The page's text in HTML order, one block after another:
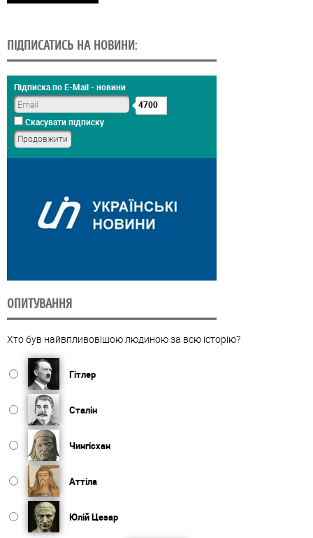
ПІДПИСАТИСЬ НА НОВИНИ:
Підписка по E-Mail - новини
4700
Скасувати підписку
ОПИТУВАННЯ
Хто був найвпливовішою людиною за всю історію?
Гітлер
Сталін
Чингісхан
Аттіла
Юлій Цезар